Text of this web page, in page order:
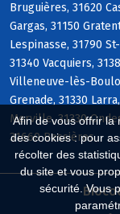
Afin de vous offrir la
des cookies : pour
récolter des
du site et vous
sécurité. Vous
Bruguières, 31620
Gargas, 31150
Lespinasse, 31790
31340 Vacquiers,
Villeneuve-lès-
Grenade, 31330
Merville, 31330
31660 Bessières